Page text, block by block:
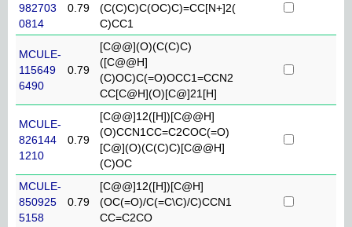
982703
0814
0.79
(C(C)C)C(OC)C)=CC[N+]2(
C)CC1
MCULE-
115649
6490
0.79
[C@@](O)(C(C)C)
([C@@H]
(C)OC)C(=O)OCC1=CCN2
CC[C@H](O)[C@]21[H]
MCULE-
826144
1210
0.79
[C@@]12([H])[C@@H]
(O)CCN1CC=C2COC(=O)
[C@](O)(C(C)C)[C@@H]
(C)OC
MCULE-
850925
5158
0.79
[C@@]12([H])[C@H]
(OC(=O)/C(=C\C)/C)CCN1
CC=C2CO